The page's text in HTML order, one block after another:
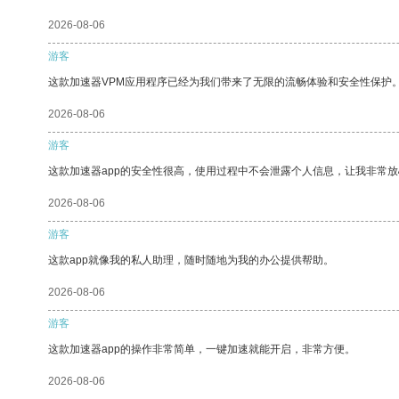
2026-08-06
游客
这款加速器VPM应用程序已经为我们带来了无限的流畅体验和安全性保护
2026-08-06
游客
这款加速器app的安全性很高，使用过程中不会泄露个人信息，让我非常
2026-08-06
游客
这款app就像我的私人助理，随时随地为我的办公提供帮助。
2026-08-06
游客
这款加速器app的操作非常简单，一键加速就能开启，非常方便。
2026-08-06